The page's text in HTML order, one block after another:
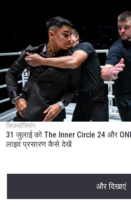
किकबॉक्सिंग
31 जुलाई को The Inner Circle 24 और
लाइव प्रसारण कैसे देखें
और दिखाएं